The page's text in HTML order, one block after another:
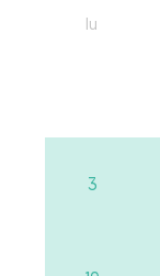
lu
3